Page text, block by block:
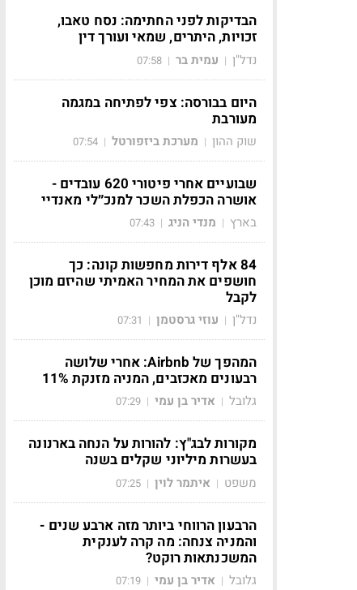
הבדיקות לפני החתימה: נסח טאבו,
זכויות, היתרים, שמאי ועורך דין
נדל"ן | עמית בר |
07:58
היום בבורסה: צפי לפתיחה במגמה
מעורבת
שוק ההון | מערכת ביזפורטל |
07:54
שבועיים אחרי פיטורי 620 עובדים -
אושרה הכפלת השכר למנכ״לי מאנדיי
בארץ | מנדי הניג |
07:43
84 אלף דירות מחפשות קונה: כך
חושפים את המחיר האמיתי שהיזם מוכן
לקבל
נדל"ן | עוזי גרסטמן |
07:31
המהפך של Airbnb: אחרי שלושה
רבעונים מאכזבים, המניה מזנקת 11%
גלובל | אדיר בן עמי |
07:29
מקורות לבג"ץ: להורות על הנחה בארנונה
בעשרות מיליוני שקלים בשנה
משפט | איתמר לוין |
07:25
הרבעון הרווחי ביותר מזה ארבע שנים -
והמניה צנחה: מה קרה לענקית
המשכנתאות רוקט?
גלובל | אדיר בן עמי |
07:19